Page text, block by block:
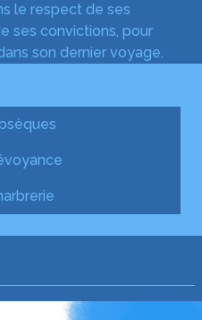
le respect de ses
ses convictions, pour
son dernier voyage.